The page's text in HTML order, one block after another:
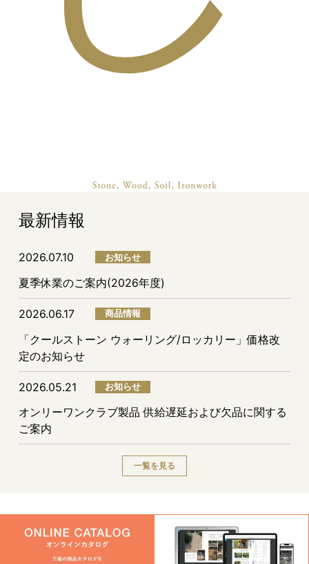
最新情報
2026.07.10 お知らせ
夏季休業のご案内(2026年度)
2026.06.17 商品情報
「クールストーン ウォーリング/ロッカリー」価格改
定のお知らせ
2026.05.21 お知らせ
オンリーワンクラブ製品 供給遅延および欠品に関する
ご案内
一覧を見る